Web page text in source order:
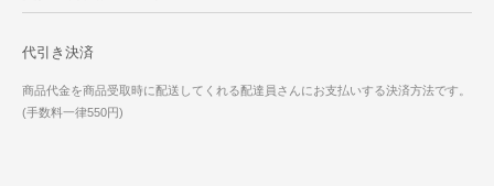
代引き決済
商品代金を商品受取時に配送してくれる配達員さんにお支払いする決済方法です。
(手数料一律550円)